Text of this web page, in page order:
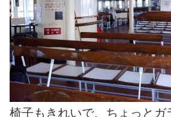
椅子もきれいで、ちょっとガ